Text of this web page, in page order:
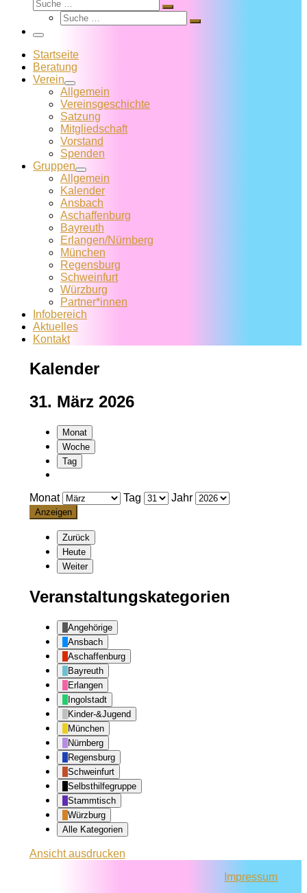
Suche
Suche
Suche
Menü
Startseite
Beratung
Verein
Allgemein
Vereins­geschichte
Satzung
Mitglied­schaft
Vorstand
Spenden
Gruppen
Allgemein
Kalender
Ansbach
Aschaffenburg
Bayreuth
Erlangen/Nürnberg
München
Regensburg
Schweinfurt
Würzburg
Partner*innen
Infobereich
Aktuelles
Kontakt
Kalender
31. März 2026
Monat
Woche
Tag
Monat Tag Jahr
Zurück
Heute
Weiter
Veranstaltungskategorien
Angehörige
Ansbach
Aschaffenburg
Bayreuth
Erlangen
Ingolstadt
Kinder-&Jugend
München
Nürnberg
Regensburg
Schweinfurt
Selbsthilfegruppe
Stammtisch
Würzburg
Alle Kategorien
Ansichtausdrucken
Impressum